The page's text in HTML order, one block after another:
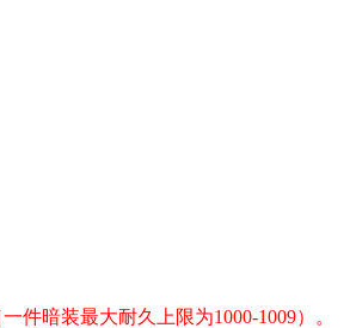
暗装最大耐久上限为1000-1009）。